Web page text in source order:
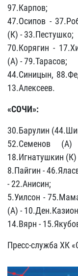
97.Карпов;
47.Осипов -
(К) - 33.Пестушко;
70.Корягин -
(А) - 79.Тарасов;
44.Синицын,
13.Алексеев.
«СОЧИ»:
30.Барулин
52.Семенов
18.Игнатушкин
8.Пайгин -
- 22.Анисин;
5.Уилсон -
(А) -
14.Вярн -
Пресс-служба ХК